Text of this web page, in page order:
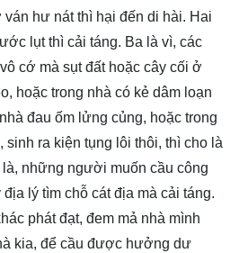
ván hư nát thì hại đến di hài. Hai
lụt thì cải táng. Ba là vì, các
cớ mà sụt đất hoặc cây cối ở
hoặc trong nhà có kẻ dâm loạn
đau ốm lửng củng, hoặc trong
sinh ra kiện tụng lôi thôi, thì cho là
những người muốn cầu công
lý tìm chỗ cát địa mà cải táng.
phát đạt, đem mả nhà mình
kia, để cầu được hưởng dư